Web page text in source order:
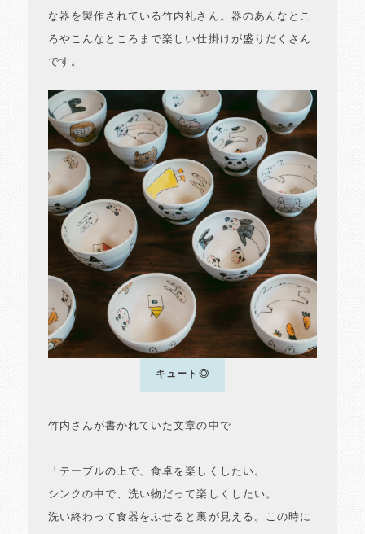
な器を製作されている竹内礼さん。器のあんなとこ
ろやこんなところまで楽しい仕掛けが盛りだくさん
です。
キュート◎
竹内さんが書かれていた文章の中で
「テーブルの上で、食卓を楽しくしたい。
シンクの中で、洗い物だって楽しくしたい。
洗い終わって食器をふせると裏が見える。この時に